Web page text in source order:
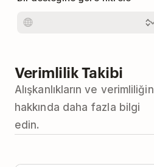
Verimlilik Takibi
Alışkanlıkların ve verimliliğin
hakkında daha fazla bilgi
edin.